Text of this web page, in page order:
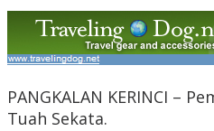
PANGKALAN KERINCI –
Tuah Sekata.